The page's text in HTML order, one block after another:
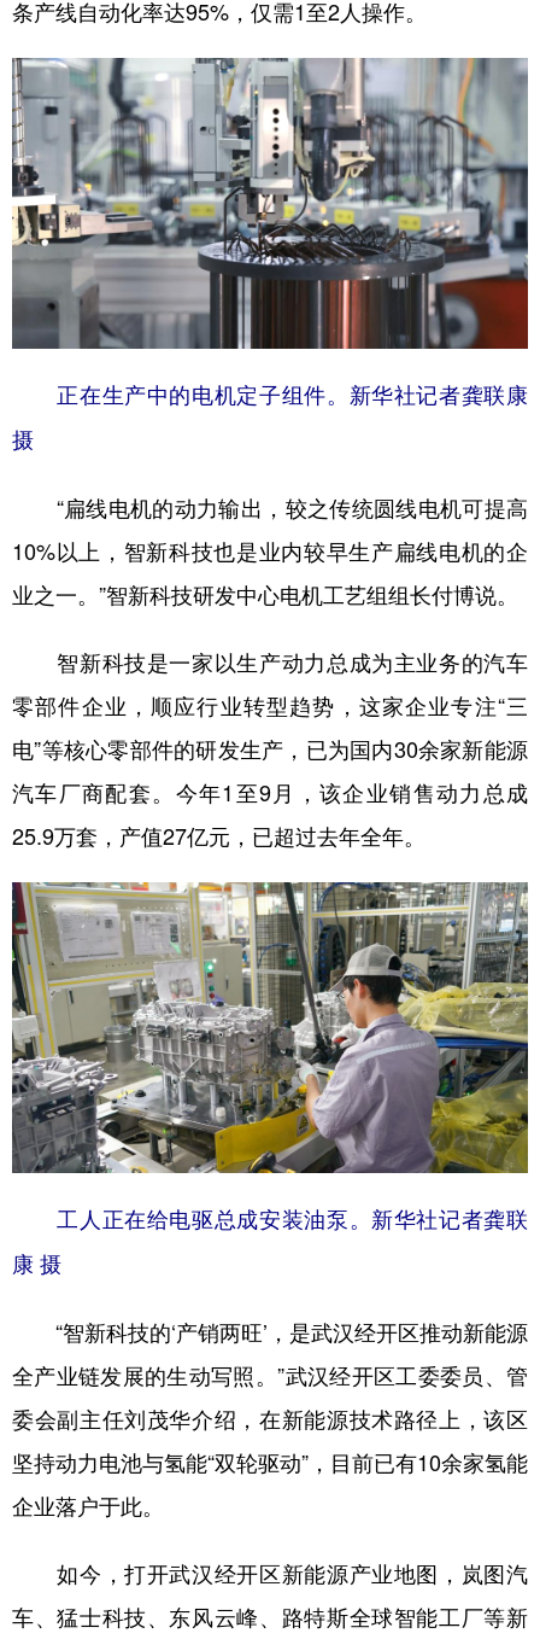
条产线自动化率达95%，仅需1至2人操作。
正在生产中的电机定子组件。新华社记者龚联康
摄
“扁线电机的动力输出，较之传统圆线电机可提高
10%以上，智新科技也是业内较早生产扁线电机的企
业之一。”智新科技研发中心电机工艺组组长付博说。
智新科技是一家以生产动力总成为主业务的汽车
零部件企业，顺应行业转型趋势，这家企业专注“三
电”等核心零部件的研发生产，已为国内30余家新能源
汽车厂商配套。今年1至9月，该企业销售动力总成
25.9万套，产值27亿元，已超过去年全年。
工人正在给电驱总成安装油泵。新华社记者龚联
康 摄
“智新科技的‘产销两旺’，是武汉经开区推动新能源
全产业链发展的生动写照。”武汉经开区工委委员、管
委会副主任刘茂华介绍，在新能源技术路径上，该区
坚持动力电池与氢能“双轮驱动”，目前已有10余家氢能
企业落户于此。
如今，打开武汉经开区新能源产业地图，岚图汽
车、猛士科技、东风云峰、路特斯全球智能工厂等新